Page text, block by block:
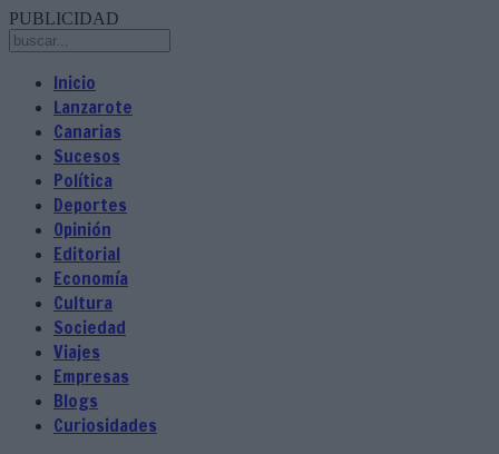
PUBLICIDAD
Inicio
Lanzarote
Canarias
Sucesos
Política
Deportes
Opinión
Editorial
Economía
Cultura
Sociedad
Viajes
Empresas
Blogs
Curiosidades